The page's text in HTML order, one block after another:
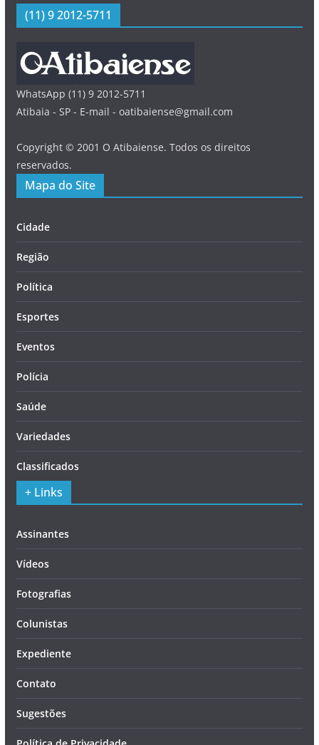
(11) 9 2012-5711
WhatsApp (11) 9 2012-5711
Atibaia - SP - E-mail - oatibaiense@gmail.com
Copyright © 2001 O Atibaiense. Todos os direitos
reservados.
Mapa do Site
Cidade
Região
Política
Esportes
Eventos
Polícia
Saúde
Variedades
Classificados
+ Links
Assinantes
Vídeos
Fotografias
Colunistas
Expediente
Contato
Sugestões